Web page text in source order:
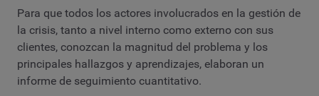
Para que todos los actores involucrados en la gestión de
la crisis, tanto a nivel interno como externo con sus
clientes, conozcan la magnitud del problema y los
principales hallazgos y aprendizajes, elaboran un
informe de seguimiento cuantitativo.